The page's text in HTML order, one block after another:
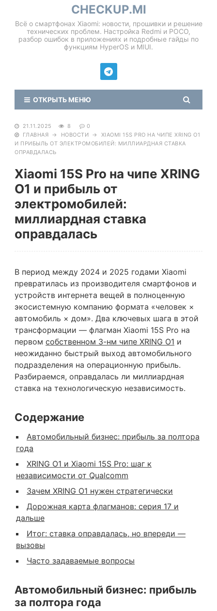
CHECKUP.MI
Всё о смартфонах Xiaomi: новости, прошивки и решение
технических проблем. Настройка Redmi и POCO,
разбор ошибок в приложениях и подробные гайды по
функциям HyperOS и MIUI.
ОТКРЫТЬ МЕНЮ
21.11.2025 8
0
ГЛАВНАЯ → НОВОСТИ → XIAOMI 15S PRO НА ЧИПЕ XRING O1
И ПРИБЫЛЬ ОТ ЭЛЕКТРОМОБИЛЕЙ: МИЛЛИАРДНАЯ СТАВКА
ОПРАВДАЛАСЬ
Xiaomi 15S Pro на чипе XRING
O1 и прибыль от
электромобилей:
миллиардная ставка
оправдалась
В период между 2024 и 2025 годами Xiaomi
превратилась из производителя смартфонов и
устройств интернета вещей в полноценную
экосистемную компанию формата «человек ×
автомобиль × дом». Два ключевых шага в этой
трансформации — флагман Xiaomi 15S Pro на
первом собственном 3-нм чипе XRING O1 и
неожиданно быстрый выход автомобильного
подразделения на операционную прибыль.
Разбираемся, оправдалась ли миллиардная
ставка на технологическую независимость.
Содержание
Автомобильный бизнес: прибыль за полтора
года
XRING O1 и Xiaomi 15S Pro: шаг к
независимости от Qualcomm
Зачем XRING O1 нужен стратегически
Дорожная карта флагманов: серия 17 и
дальше
Итог: ставка оправдалась, но впереди —
вызовы
Часто задаваемые вопросы
Автомобильный бизнес: прибыль
за полтора года